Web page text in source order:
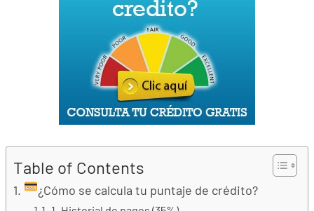
Table of Contents
¿Cómo se calcula tu puntaje de crédito?